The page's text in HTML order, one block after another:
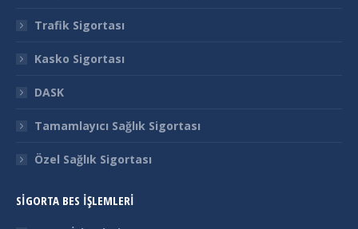
windowwindowwindowwindow
Trafik Sigortası
Kasko Sigortası
DASK
Tamamlayıcı Sağlık Sigortası
Özel Sağlık Sigortası
SİGORTA BES İŞLEMLERİ